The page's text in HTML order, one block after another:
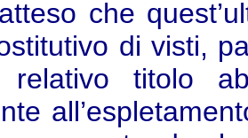
che
di visti,
titolo